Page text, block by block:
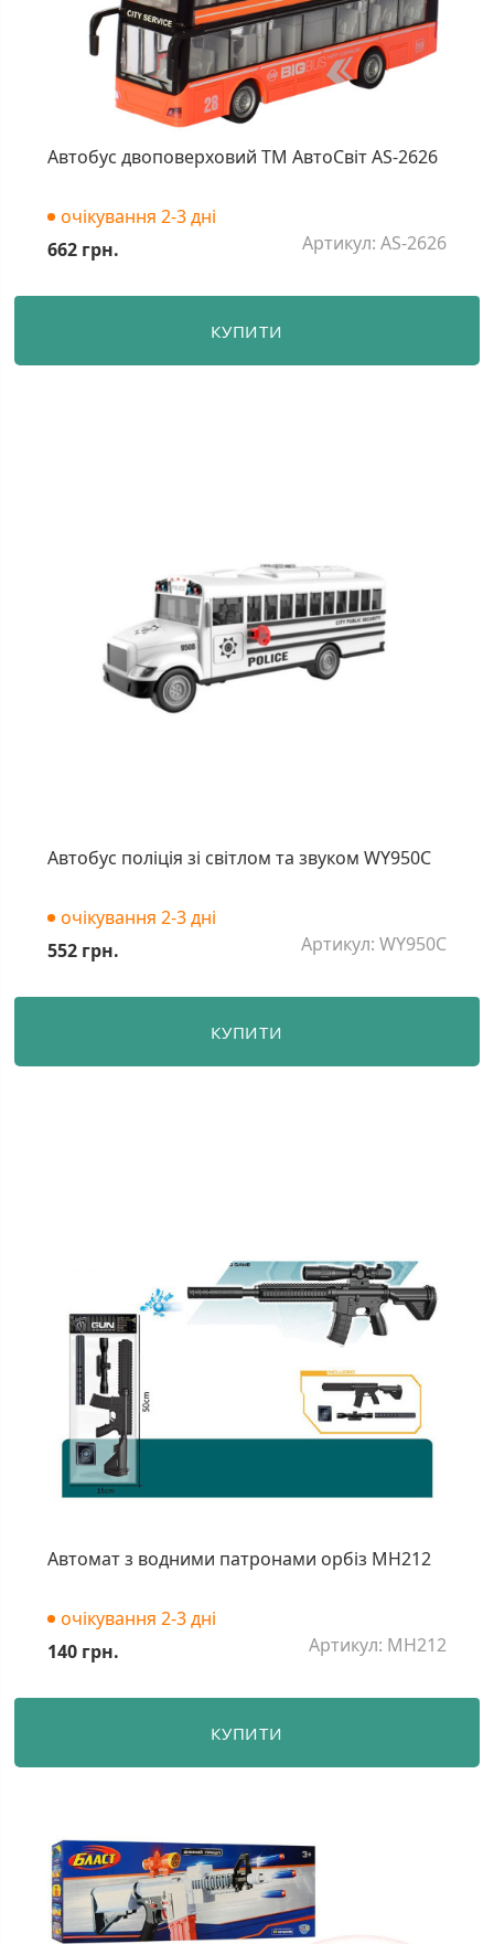
Автобус двоповерховий ТМ АвтоСвіт AS-2626
очікування 2-3 дні
Артикул: AS-2626
662 грн.
КУПИТИ
Автобус поліція зі світлом та звуком WY950C
очікування 2-3 дні
Артикул: WY950C
552 грн.
КУПИТИ
Автомат з водними патронами орбіз MH212
очікування 2-3 дні
Артикул: MH212
140 грн.
КУПИТИ